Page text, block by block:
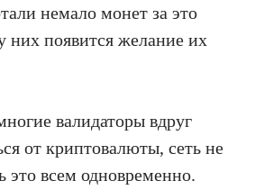
немало монет за это
них появится желание их
валидаторы вдруг
от криптовалюты, сеть не
это всем одновременно.